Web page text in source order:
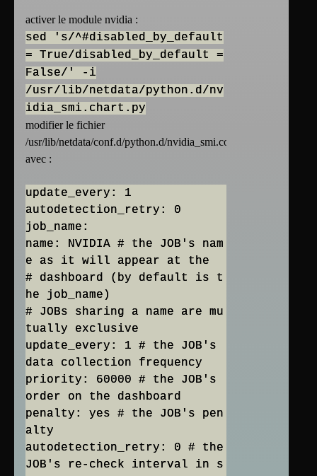
activer le module nvidia :
sed 's/^#disabled_by_default
= True/disabled_by_default =
False/' -i
/usr/lib/netdata/python.d/nv
idia_smi.chart.py
modifier le fichier
/usr/lib/netdata/conf.d/python.d/nvidia_smi.conf
avec :
update_every: 1
autodetection_retry: 0
job_name:
name: NVIDIA # the JOB's nam
e as it will appear at the
# dashboard (by default is t
he job_name)
# JOBs sharing a name are mu
tually exclusive
update_every: 1 # the JOB's
data collection frequency
priority: 60000 # the JOB's
order on the dashboard
penalty: yes # the JOB's pen
alty
autodetection_retry: 0 # the
JOB's re-check interval in s